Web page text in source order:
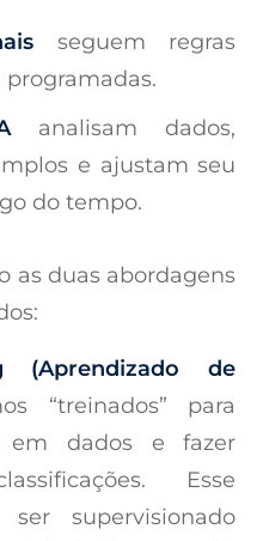
seguem regras
analisam dados,
e ajustam seu
do tempo.
as duas abordagens
(Aprendizado de
“treinados” para
em dados e fazer
Esse
supervisionado